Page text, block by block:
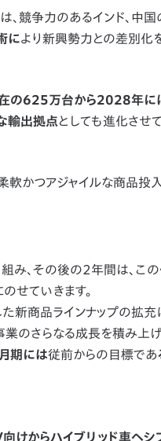
、競争力のあるインド、中
により新興勢力との差別化を
在の625万台から2028年
輸出拠点としても進化させて
かつアジャイルな商品投
、その後の2年間は、こ
せていきます。
商品ラインナップの拡充
のさらなる成長を積み上げ
期には従前からの目標であ
向けからハイブリッド車へ